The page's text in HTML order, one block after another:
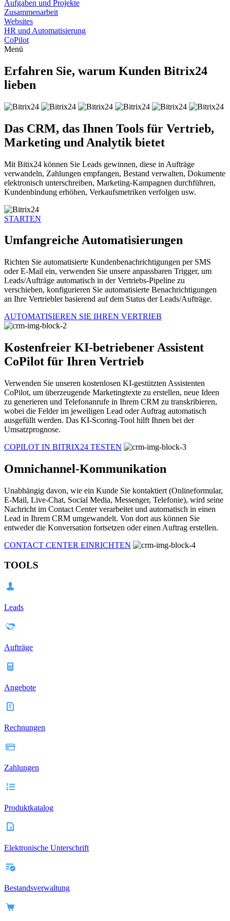
Aufgaben und Projekte
Zusammenarbeit
Websites
HR und Automatisierung
CoPilot
Menü
Erfahren Sie, warum Kunden Bitrix24
lieben
Das CRM, das Ihnen Tools für Vertrieb,
Marketing und Analytik bietet
Mit Bitix24 können Sie Leads gewinnen, diese in Aufträge
verwandeln, Zahlungen empfangen, Bestand verwalten, Dokumente
elektronisch unterschreiben, Marketing-Kampagnen durchführen,
Kundenbindung erhöhen, Verkaufsmetriken verfolgen usw.
STARTEN
Umfangreiche Automatisierungen
Richten Sie automatisierte Kundenbenachrichtigungen per SMS
oder E-Mail ein, verwenden Sie unsere anpassbaren Trigger, um
Leads/Aufträge automatisch in der Vertriebs-Pipeline zu
verschieben, konfigurieren Sie automatisierte Benachrichtigungen
an Ihre Vertriebler basierend auf dem Status der Leads/Aufträge.
AUTOMATISIEREN SIE IHREN VERTRIEB
Kostenfreier KI-betriebener Assistent
CoPilot für Ihren Vertrieb
Verwenden Sie unseren kostenlosen KI-gestützten Assistenten
CoPilot, um überzeugende Marketingtexte zu erstellen, neue Ideen
zu generieren und Telefonanrufe in Ihrem CRM zu transkribieren,
wobei die Felder im jeweiligen Lead oder Auftrag automatisch
ausgefüllt werden. Das KI-Scoring-Tool hilft Ihnen bei der
Umsatzprognose.
COPILOT IN BITRIX24 TESTEN
Omnichannel-Kommunikation
Unabhängig davon, wie ein Kunde Sie kontaktiert (Onlineformular,
E-Mail, Live-Chat, Social Media, Messenger, Telefonie), wird seine
Nachricht im Contact Center verarbeitet und automatisch in einen
Lead in Ihrem CRM umgewandelt. Von dort aus können Sie
entweder die Konversation fortsetzen oder einen Auftrag erstellen.
CONTACT CENTER EINRICHTEN
TOOLS
Leads
Aufträge
Angebote
Rechnungen
Zahlungen
Produktkatalog
Elektronische Unterschrift
Bestandsverwaltung